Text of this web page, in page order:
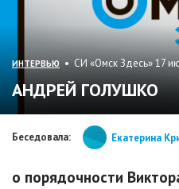
ИНТЕРВЬЮ • СИ «Омск Здесь» 17
АНДРЕЙ ГОЛУШКО
Беседовала: Екатерина
о порядочности